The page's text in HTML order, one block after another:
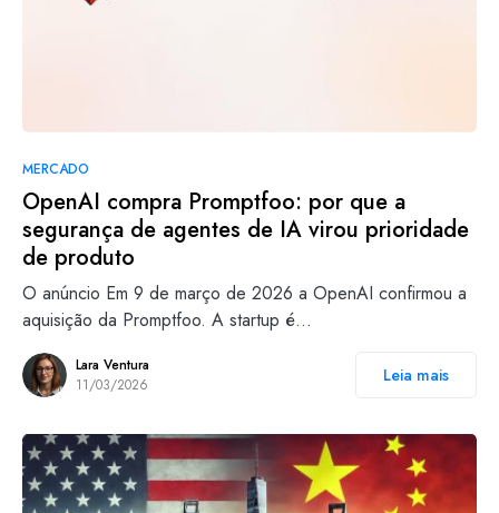
MERCADO
OpenAI compra Promptfoo: por que a
segurança de agentes de IA virou prioridade
de produto
O anúncio Em 9 de março de 2026 a OpenAI confirmou a
aquisição da Promptfoo. A startup é…
Lara Ventura
11/03/2026
Leia mais